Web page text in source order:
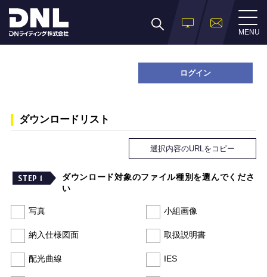
MENU
ログイン
ダウンロードリスト
選択内容のURLをコピー
STEP 1
ダウンロード対象のファイル種別を選んでくださ
い
写真 小組画像
納入仕様図面 取扱説明書
配光曲線 IES